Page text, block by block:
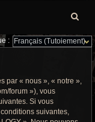
e
:
par « nous », « notre »,
forum »), vous
Si vous
suivantes,